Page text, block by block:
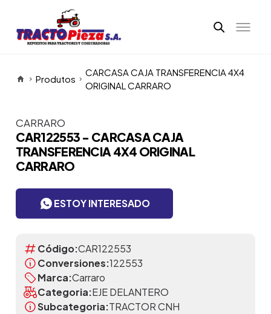
Produtos
CARCASA CAJA TRANSFERENCIA 4X4
ORIGINAL CARRARO
Itens da Galeria
CARRARO
CAR122553 - CARCASA CAJA
TRANSFERENCIA 4X4 ORIGINAL
CARRARO
ESTOY INTERESADO
Código:CAR122553
Conversiones:122553
Marca:Carraro
Categoria:EJE DELANTERO
Subcategoria:TRACTOR CNH